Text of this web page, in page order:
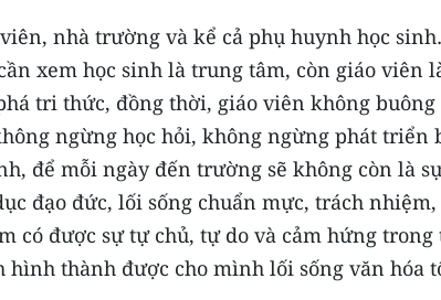
nhà trường và kể cả phụ huynh học
xem học sinh là trung tâm, còn giáo viên
tri thức, đồng thời, giáo viên không
ngừng học hỏi, không ngừng phát triển
để mỗi ngày đến trường sẽ không còn là
đạo đức, lối sống chuẩn mực, trách
có được sự tự chủ, tự do và cảm hứng
hình thành được cho mình lối sống văn hóa